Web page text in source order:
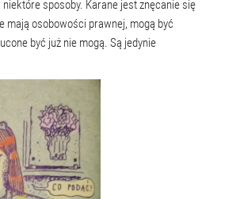
sposoby. Karane jest znęcanie się
mają osobowości prawnej, mogą być
być już nie mogą. Są jedynie